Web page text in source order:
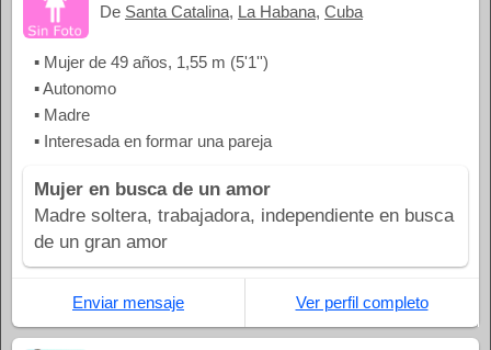
De Santa Catalina, La Habana, Cuba
▪ Mujer de 49 años, 1,55 m (5'1'')
▪ Autonomo
▪ Madre
▪ Interesada en formar una pareja
Mujer en busca de un amor
Madre soltera, trabajadora, independiente en busca
de un gran amor
Enviar mensaje Ver perfil completo